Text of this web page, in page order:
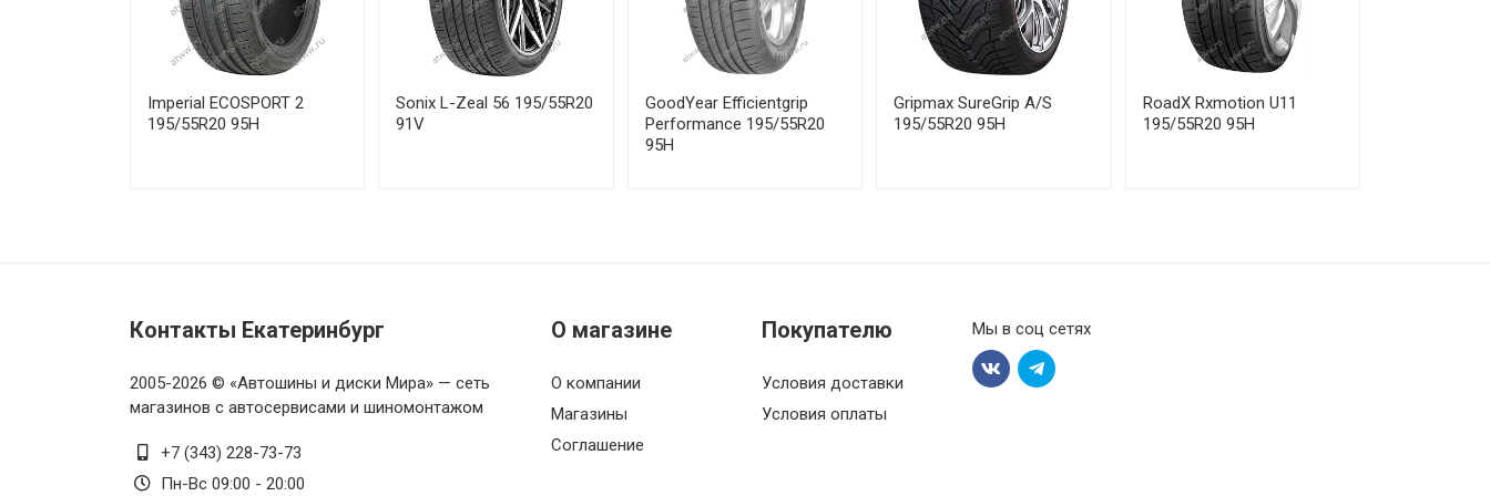
Michelin Primacy 5 225/60R17 99V от 27 000 ₽
Michelin Primacy 5 225/60R18 100V от 26 080 ₽
от 24 660 ₽
Michelin Primacy 5 235/50R18 97V
Imperial ECOSPORT 2
195/55R20 95H
Sonix L-Zeal 56 195/55R20
91V
GoodYear Efficientgrip
Performance 195/55R20
95H
Gripmax SureGrip A/S
195/55R20 95H
RoadX Rxmotion U11
195/55R20 95H
Контакты Екатеринбург
2005-2026 © «Автошины и диски Мира» — сеть
магазинов с автосервисами и шиномонтажом
+7 (343) 228-73-73
Пн-Вс 09:00 - 20:00
О магазине
О компании
Магазины
Соглашение
Покупателю
Условия доставки
Условия оплаты
Мы в соц сетях